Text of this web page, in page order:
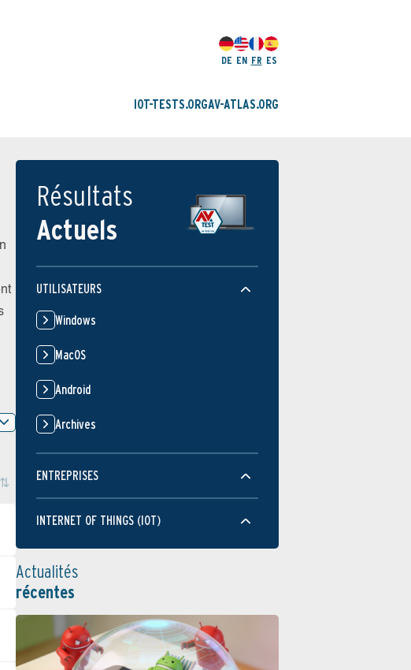
DE EN FR ES
IOT-TESTS.ORGAV-ATLAS.ORG
Résultats
Actuels
UTILISATEURS
Windows
MacOS
Android
Archives
ENTREPRISES
INTERNET OF THINGS (IOT)
Actualités
récentes